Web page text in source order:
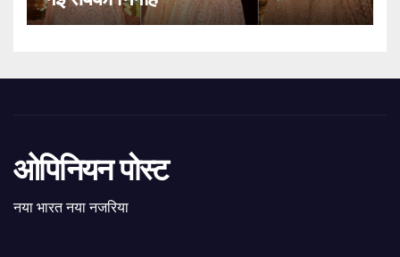
ओपिनियन पोस्ट
नया भारत नया नजरिया